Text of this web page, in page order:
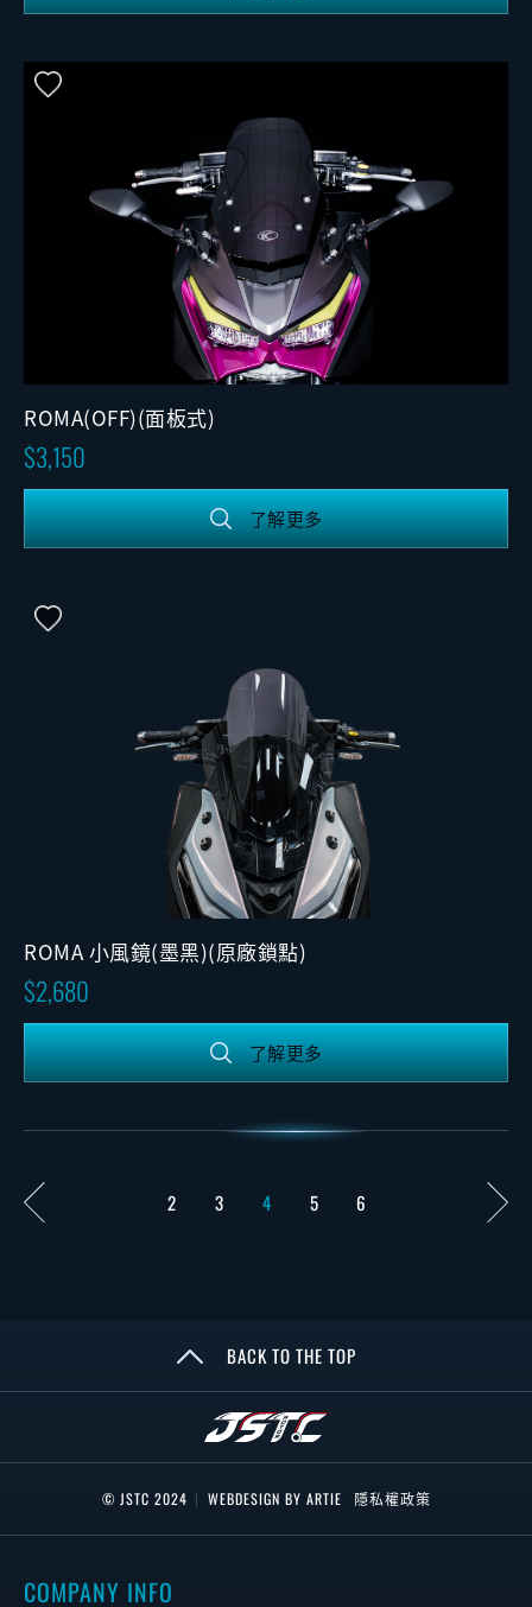
ROMA(OFF)(面板式)
3,150
了解更多
ROMA 小風鏡(墨黑)(原廠鎖點)
2,680
了解更多
2 3 4 5 6
BACK TO THE TOP
© JSTC 2024 | WEBDESIGN BY ARTIE 隱私權政策
COMPANY INFO